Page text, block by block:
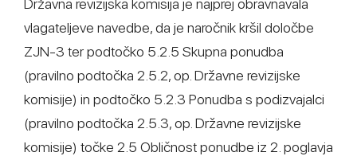
Državna revizijska komisija je najprej obravnavala
vlagateljeve navedbe, da je naročnik kršil določbe
ZJN-3 ter podtočko 5.2.5 Skupna ponudba
(pravilno podtočka 2.5.2, op. Državne revizijske
komisije) in podtočko 5.2.3 Ponudba s podizvajalci
(pravilno podtočka 2.5.3, op. Državne revizijske
komisije) točke 2.5 Obličnost ponudbe iz 2. poglavja